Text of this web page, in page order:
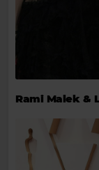
Rami Malek &